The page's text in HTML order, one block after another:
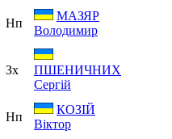
Нп
МАЗЯР
Володимир
Зх
ПШЕНИЧНИХ
Сергій
Нп
КОЗІЙ
Віктор